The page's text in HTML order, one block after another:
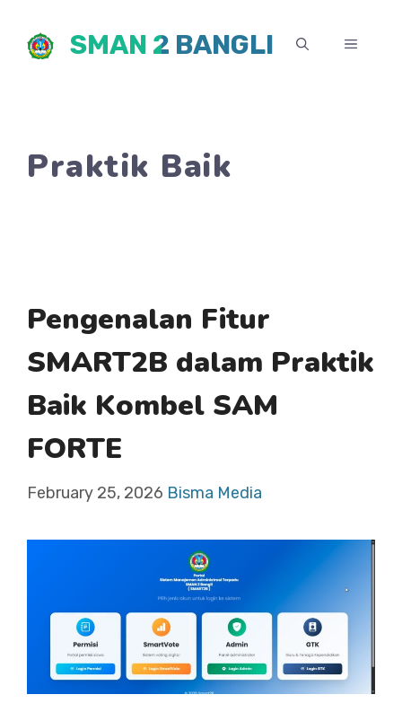
SMAN 2 BANGLI MENU
Praktik Baik
Pengenalan Fitur
SMART2B dalam Praktik
Baik Kombel SAM
FORTE
February 25, 2026 Bisma Media